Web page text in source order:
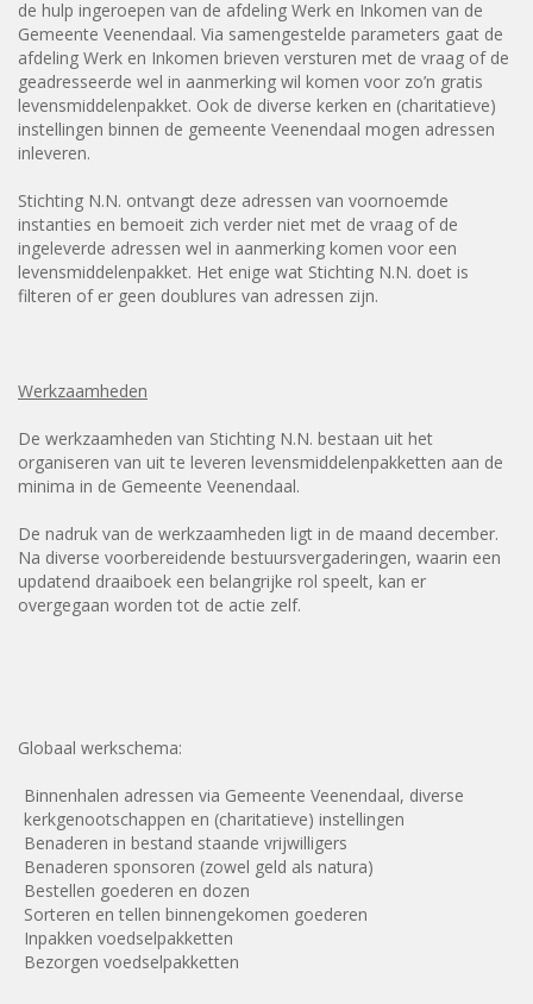
de hulp ingeroepen van de afdeling Werk en Inkomen van de
Gemeente Veenendaal. Via samengestelde parameters gaat de
afdeling Werk en Inkomen brieven versturen met de vraag of de
geadresseerde wel in aanmerking wil komen voor zo’n gratis
levensmiddelenpakket. Ook de diverse kerken en (charitatieve)
instellingen binnen de gemeente Veenendaal mogen adressen
inleveren.
Stichting N.N. ontvangt deze adressen van voornoemde
instanties en bemoeit zich verder niet met de vraag of de
ingeleverde adressen wel in aanmerking komen voor een
levensmiddelenpakket. Het enige wat Stichting N.N. doet is
filteren of er geen doublures van adressen zijn.
Werkzaamheden
De werkzaamheden van Stichting N.N. bestaan uit het
organiseren van uit te leveren levensmiddelenpakketten aan de
minima in de Gemeente Veenendaal.
De nadruk van de werkzaamheden ligt in de maand december.
Na diverse voorbereidende bestuursvergaderingen, waarin een
updatend draaiboek een belangrijke rol speelt, kan er
overgegaan worden tot de actie zelf.
Globaal werkschema:
Binnenhalen adressen via Gemeente Veenendaal, diverse
kerkgenootschappen en (charitatieve) instellingen
Benaderen in bestand staande vrijwilligers
Benaderen sponsoren (zowel geld als natura)
Bestellen goederen en dozen
Sorteren en tellen binnengekomen goederen
Inpakken voedselpakketten
Bezorgen voedselpakketten